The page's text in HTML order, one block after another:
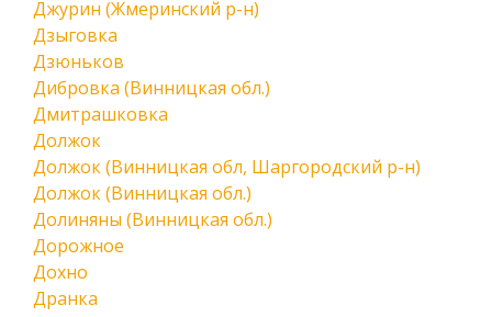
Джурин (Жмеринский р-н)
Дзыговка
Дзюньков
Дибровка (Винницкая обл.)
Дмитрашковка
Должок
Должок (Винницкая обл, Шаргородский р-н)
Должок (Винницкая обл.)
Долиняны (Винницкая обл.)
Дорожное
Дохно
Дранка